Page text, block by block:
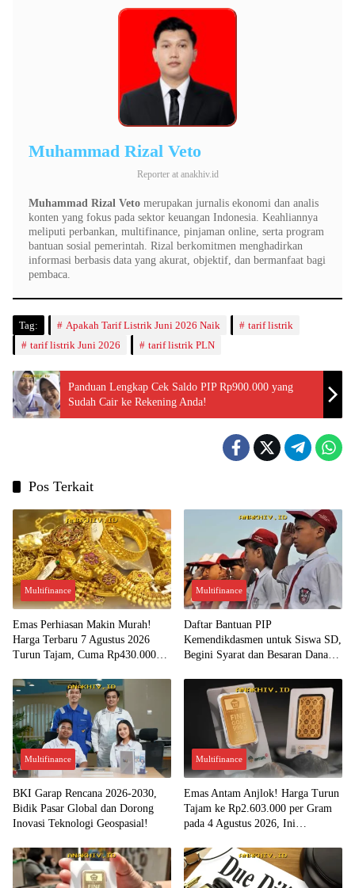
Muhammad Rizal Veto
Reporter at anakhiv.id
Muhammad Rizal Veto merupakan jurnalis ekonomi dan analis
konten yang fokus pada sektor keuangan Indonesia. Keahliannya
meliputi perbankan, multifinance, pinjaman online, serta program
bantuan sosial pemerintah. Rizal berkomitmen menghadirkan
informasi berbasis data yang akurat, objektif, dan bermanfaat bagi
pembaca.
Tag: Apakah Tarif Listrik Juni 2026 Naik
tarif listrik
tarif listrik Juni 2026
tarif listrik PLN
Panduan Lengkap Cek Saldo PIP Rp900.000 yang
Sudah Cair ke Rekening Anda!
Pos Terkait
Multifinance
Emas Perhiasan Makin Murah!
Harga Terbaru 7 Agustus 2026
Turun Tajam, Cuma Rp430.000
Multifinance
Daftar Bantuan PIP
Kemendikdasmen untuk Siswa SD,
Begini Syarat dan Besaran Dana
Multifinance
BKI Garap Rencana 2026-2030,
Bidik Pasar Global dan Dorong
Inovasi Teknologi Geospasial!
Multifinance
Emas Antam Anjlok! Harga Turun
Tajam ke Rp2.603.000 per Gram
pada 4 Agustus 2026, Ini